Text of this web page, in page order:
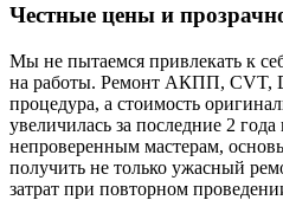
Честные цены и
Мы не пытаемся привлекать к
на работы. Ремонт АКПП, CVT,
процедура, а стоимость
увеличилась за последние 2
непроверенным мастерам,
получить не только ужасный
затрат при повторном